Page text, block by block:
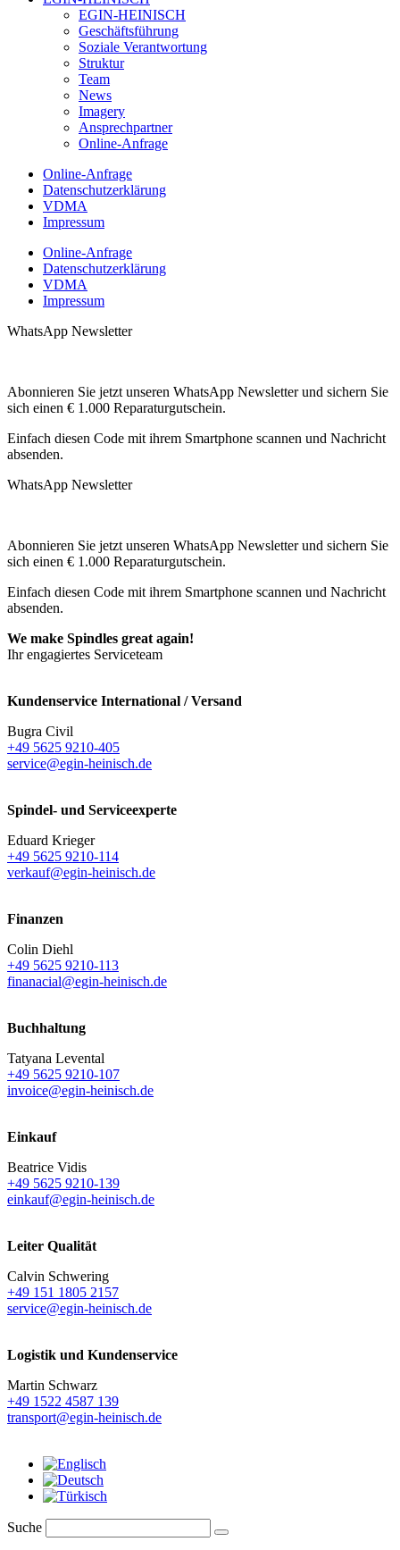
EGIN-HEINISCH
Geschäftsführung
Soziale Verantwortung
Struktur
Team
News
Imagery
Ansprechpartner
Online-Anfrage
Online-Anfrage
Datenschutzerklärung
VDMA
Impressum
Online-Anfrage
Datenschutzerklärung
VDMA
Impressum
WhatsApp Newsletter
Abonnieren Sie jetzt unseren WhatsApp Newsletter und sichern Sie
sich einen € 1.000 Reparaturgutschein.
Einfach diesen Code mit ihrem Smartphone scannen und Nachricht
absenden.
WhatsApp Newsletter
Abonnieren Sie jetzt unseren WhatsApp Newsletter und sichern Sie
sich einen € 1.000 Reparaturgutschein.
Einfach diesen Code mit ihrem Smartphone scannen und Nachricht
absenden.
We make Spindles great again!
Ihr engagiertes Serviceteam
Kundenservice International / Versand
Bugra Civil
+49 5625 9210-405
service@egin-heinisch.de
Spindel- und Serviceexperte
Eduard Krieger
+49 5625 9210-114
verkauf@egin-heinisch.de
Finanzen
Colin Diehl
+49 5625 9210-113
finanacial@egin-heinisch.de
Buchhaltung
Tatyana Levental
+49 5625 9210-107
invoice@egin-heinisch.de
Einkauf
Beatrice Vidis
+49 5625 9210-139
einkauf@egin-heinisch.de
Leiter Qualität
Calvin Schwering
+49 151 1805 2157
service@egin-heinisch.de
Logistik und Kundenservice
Martin Schwarz
+49 1522 4587 139
transport@egin-heinisch.de
Suche